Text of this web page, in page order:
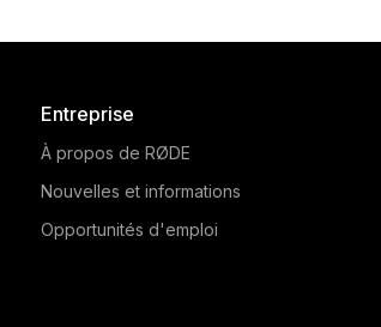
Entreprise
À propos de RØDE
Nouvelles et informations
Opportunités d'emploi